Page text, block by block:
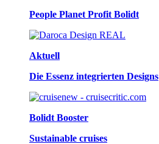
People Planet Profit Bolidt
Aktuell
Die Essenz integrierten Designs
Bolidt Booster
Sustainable cruises